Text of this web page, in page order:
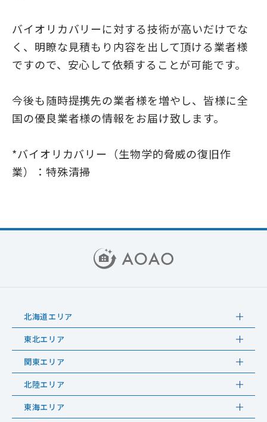
バイオリカバリーに対する技術が高いだけでな
く、明瞭な見積もり内容を出して頂ける業者様
ですので、安心して依頼することが可能です。
今後も随時提携先の業者様を増やし、皆様に全
国の優良業者様の情報をお届け致します。
*バイオリカバリー（生物学的脅威の復旧作
業）：特殊清掃
北海道エリア
東北エリア
関東エリア
北陸エリア
東海エリア